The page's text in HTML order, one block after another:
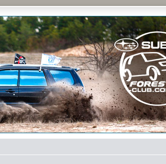
скидки от партнеров и просто много общения с друзьями.